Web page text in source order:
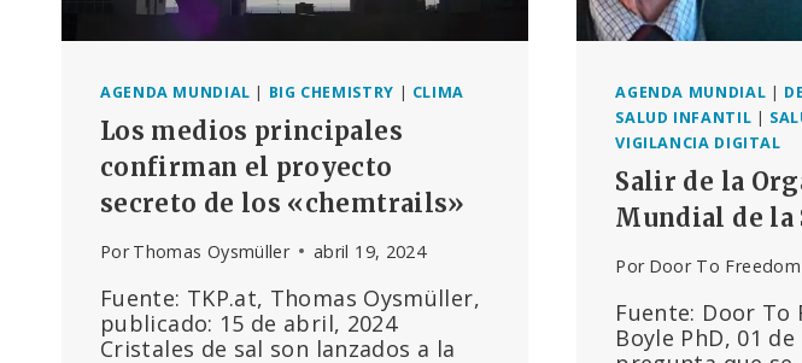
AGENDA MUNDIAL | BIG CHEMISTRY | CLIMA
Los medios principales
confirman el proyecto
secreto de los «chemtrails»
Por Thomas Oysmüller abril 19, 2024
Fuente: TKP.at, Thomas Oysmüller,
publicado: 15 de abril, 2024
Cristales de sal son lanzados a la
AGENDA MUNDIAL |
SALUD INFANTIL |
VIGILANCIA DIGITAL
Salir de la
Mundial de la
Por Door To Freedom
Fuente: Door To
Boyle PhD, 01